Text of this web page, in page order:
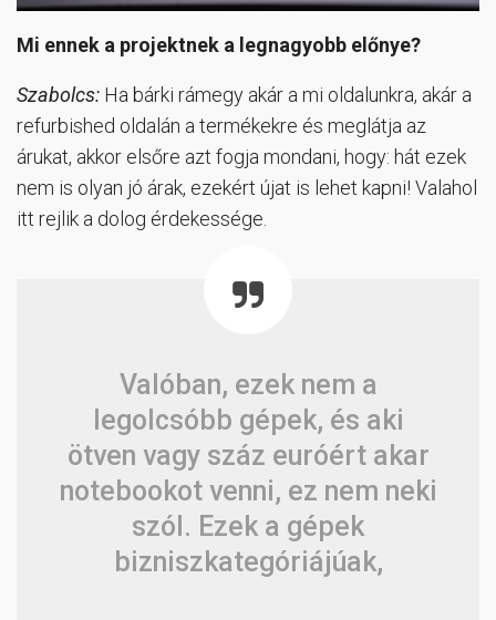
Mi ennek a projektnek a legnagyobb előnye?
Szabolcs: Ha bárki rámegy akár a mi oldalunkra, akár a
refurbished oldalán a termékekre és meglátja az
árukat, akkor elsőre azt fogja mondani, hogy: hát ezek
nem is olyan jó árak, ezekért újat is lehet kapni! Valahol
itt rejlik a dolog érdekessége.
Valóban, ezek nem a
legolcsóbb gépek, és aki
ötven vagy száz euróért akar
notebookot venni, ez nem neki
szól. Ezek a gépek
bizniszkategóriájúak,